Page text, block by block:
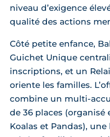
niveau d’exigence
qualité des actions
Côté petite enfance,
Guichet Unique
inscriptions, et un
oriente les familles.
combine un multi-
de 36 places (organisé
Koalas et Pandas),